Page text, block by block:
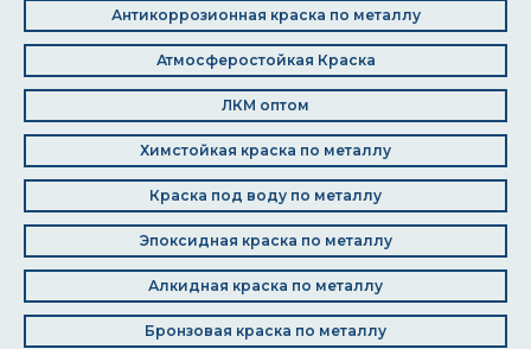
Антикоррозионная краска по металлу
Атмосферостойкая Краска
ЛКМ оптом
Химстойкая краска по металлу
Краска под воду по металлу
Эпоксидная краска по металлу
Алкидная краска по металлу
Бронзовая краска по металлу